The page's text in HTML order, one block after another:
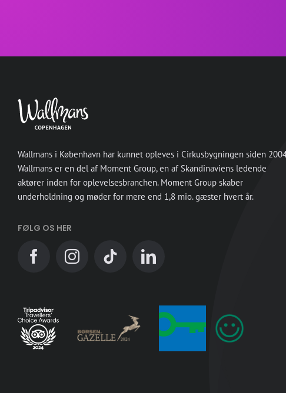
Wallmans i København har kunnet opleves i Cirkusbygningen siden
Wallmans er en del af Moment Group, en af Skandinaviens ledende
aktører inden for oplevelsesbranchen. Moment Group skaber
underholdning og møder for mere end 1,8 mio. gæster hvert år.
FØLG OS HER